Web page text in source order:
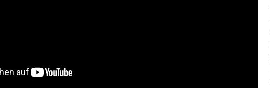
PC erscheinen am 13. November